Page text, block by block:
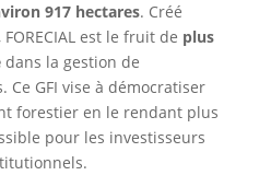
917 hectares. Créé
FORECIAL est le fruit de plus
dans la gestion de
GFI vise à démocratiser
forestier en le rendant plus
pour les investisseurs